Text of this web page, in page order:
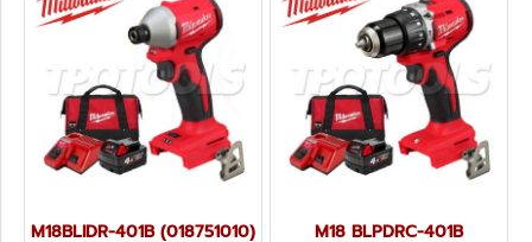
M18BLIDR-401B (018751010)
M18 BLPDRC-401B